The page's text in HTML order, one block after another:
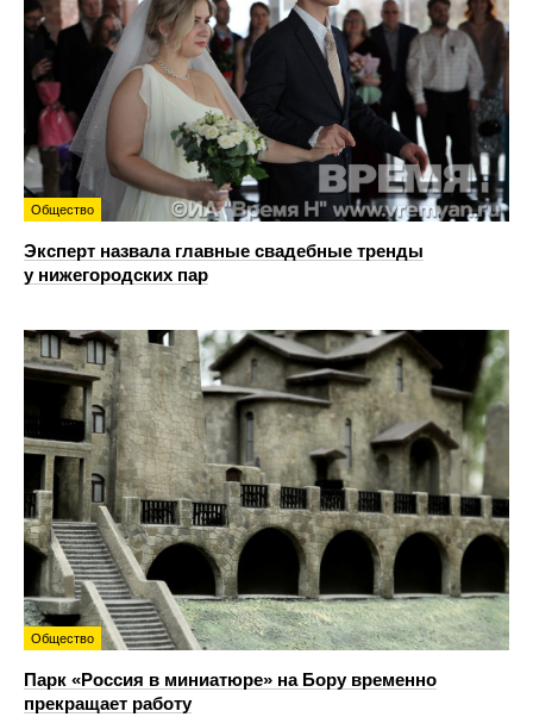
Общество
Эксперт назвала главные свадебные тренды
у нижегородских пар
Общество
Парк «Россия в миниатюре» на Бору временно
прекращает работу